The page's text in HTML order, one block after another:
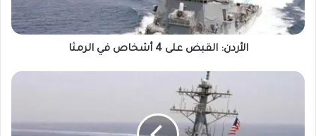
الأردن: القبض على 4 أشخاص في الرمثا